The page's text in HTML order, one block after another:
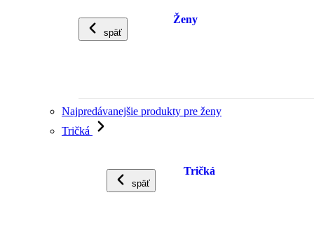
späť
Ženy
Najpredávanejšie produkty pre ženy
Tričká
späť
Tričká